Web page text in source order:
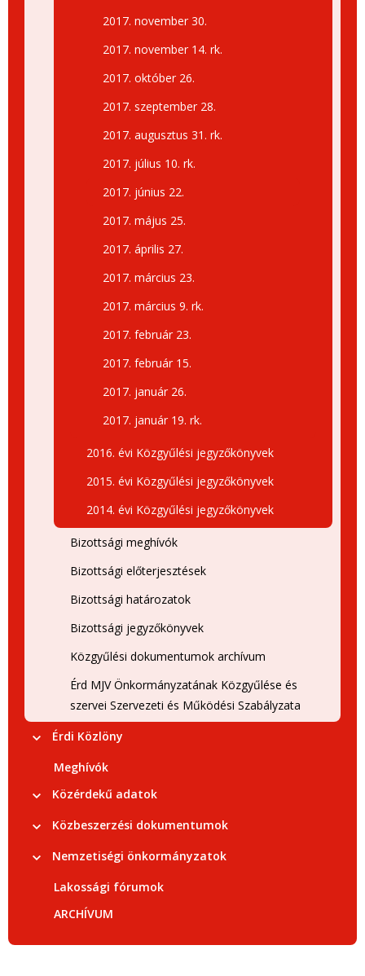
2017. november 30.
2017. november 14. rk.
2017. október 26.
2017. szeptember 28.
2017. augusztus 31. rk.
2017. július 10. rk.
2017. június 22.
2017. május 25.
2017. április 27.
2017. március 23.
2017. március 9. rk.
2017. február 23.
2017. február 15.
2017. január 26.
2017. január 19. rk.
2016. évi Közgyűlési jegyzőkönyvek
2015. évi Közgyűlési jegyzőkönyvek
2014. évi Közgyűlési jegyzőkönyvek
Bizottsági meghívók
Bizottsági előterjesztések
Bizottsági határozatok
Bizottsági jegyzőkönyvek
Közgyűlési dokumentumok archívum
Érd MJV Önkormányzatának Közgyűlése és
szervei Szervezeti és Működési Szabályzata
Érdi Közlöny
Meghívók
Közérdekű adatok
Közbeszerzési dokumentumok
Nemzetiségi önkormányzatok
Lakossági fórumok
ARCHÍVUM